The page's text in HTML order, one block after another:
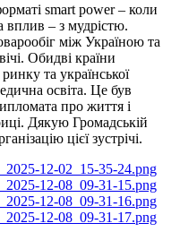
smart power – коли
вплив – з мудрістю.
між Україною та
Обидві країни
та української
освіта. Це був
про життя і
Дякую Громадській
цієї зустрічі.